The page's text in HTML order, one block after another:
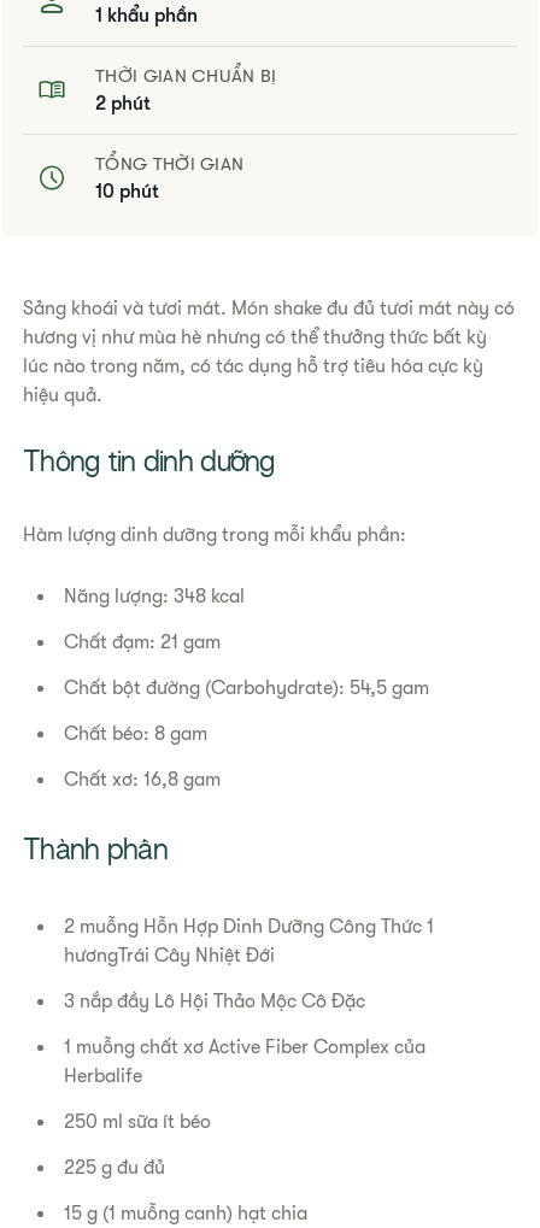
1 khẩu phần
THỜI GIAN CHUẨN BỊ
2 phút
TỔNG THỜI GIAN
10 phút
Sảng khoái và tươi mát. Món shake đu đủ tươi mát này có
hương vị như mùa hè nhưng có thể thưởng thức bất kỳ
lúc nào trong năm, có tác dụng hỗ trợ tiêu hóa cực kỳ
hiệu quả.
Thông tin dinh dưỡng
Hàm lượng dinh dưỡng trong mỗi khẩu phần:
Năng lượng: 348 kcal
Chất đạm: 21 gam
Chất bột đường (Carbohydrate): 54,5 gam
Chất béo: 8 gam
Chất xơ: 16,8 gam
Thành phần
2 muỗng Hỗn Hợp Dinh Dưỡng Công Thức 1
hươngTrái Cây Nhiệt Đới
3 nắp đầy Lô Hội Thảo Mộc Cô Đặc
1 muỗng chất xơ Active Fiber Complex của
Herbalife
250 ml sữa ít béo
225 g đu đủ
15 g (1 muỗng canh) hạt chia